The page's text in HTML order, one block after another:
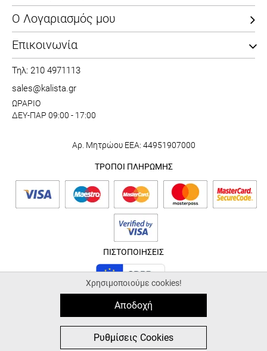
Ο Λογαριασμός μου
Επικοινωνία
Τηλ: 210 4971113
sales@kalista.gr
ΩΡΑΡΙΟ
ΔΕΥ-ΠΑΡ 09:00 - 17:00
Αρ. Μητρώου ΕΕΑ: 44951907000
ΤΡΟΠΟΙ ΠΛΗΡΩΜΗΣ
ΠΙΣΤΟΠΟΙΗΣΕΙΣ
ALL-IN-ONE eCommerce Business Development by
Plushost.gr
Χρησιμοποιούμε cookies!
Αποδοχή
Ρυθμίσεις Cookies